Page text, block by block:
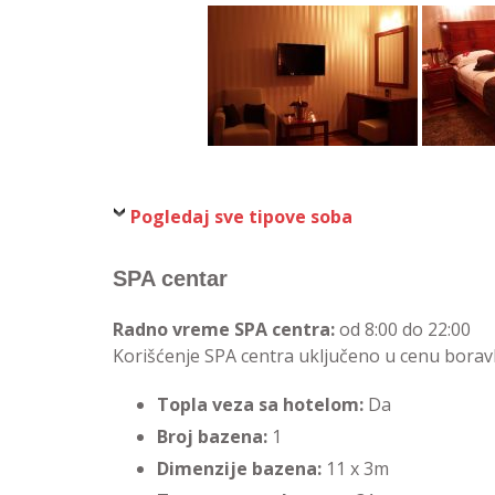
Pogledaj sve tipove soba
SPA centar
Radno vreme SPA centra:od 8:00 do 22:00
Korišćenje SPA centra uključeno u cenu
Topla veza sa hotelom: Da
Broj bazena: 1
Dimenzije bazena: 11 x 3m